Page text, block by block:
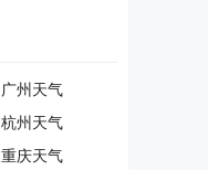
广州天气
杭州天气
重庆天气